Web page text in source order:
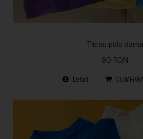
Tricou polo dama
90 RON
Detalii